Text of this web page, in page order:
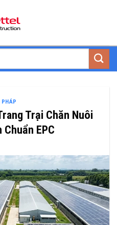
Trại Chăn Nuôi
Chuẩn EPC